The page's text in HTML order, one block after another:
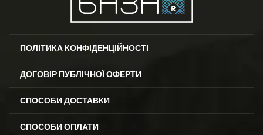
ПОЛІТИКА КОНФІДЕНЦІЙНОСТІ
ДОГОВІР ПУБЛІЧНОЇ ОФЕРТИ
СПОСОБИ ДОСТАВКИ
СПОСОБИ ОПЛАТИ